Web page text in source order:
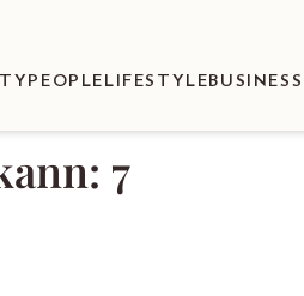
PEOPLE LIFESTYLEBUSINESS
7